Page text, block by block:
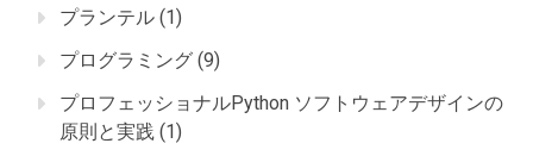
プランテル (1)
プログラミング (9)
プロフェッショナルPython ソフトウェアデザインの
原則と実践 (1)